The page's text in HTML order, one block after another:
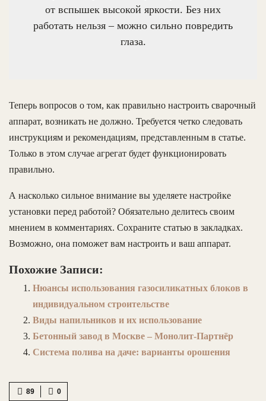
от вспышек высокой яркости. Без них
работать нельзя – можно сильно повредить
глаза.
Теперь вопросов о том, как правильно настроить сварочный
аппарат, возникать не должно. Требуется четко следовать
инструкциям и рекомендациям, представленным в статье.
Только в этом случае агрегат будет функционировать
правильно.
А насколько сильное внимание вы уделяете настройке
установки перед работой? Обязательно делитесь своим
мнением в комментариях. Сохраните статью в закладках.
Возможно, она поможет вам настроить и ваш аппарат.
Похожие Записи:
Нюансы использования газосиликатных блоков в
индивидуальном строительстве
Виды напильников и их использование
Бетонный завод в Москве – Монолит-Партнёр
Система полива на даче: варианты орошения
0
89